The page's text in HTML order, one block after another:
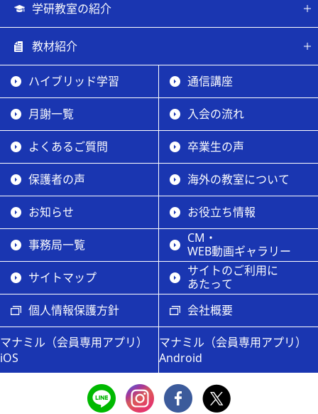
学研教室の紹介
教材紹介
ハイブリッド学習 通信講座
月謝一覧 入会の流れ
よくあるご質問 卒業生の声
保護者の声 海外の教室について
お知らせ お役立ち情報
事務局一覧
CM・
WEB動画ギャラリー
サイトマップ
サイトのご利用に
あたって
個人情報保護方針
会社概要
マナミル（会員専用アプリ）
iOS
マナミル（会員専用アプリ）
Android